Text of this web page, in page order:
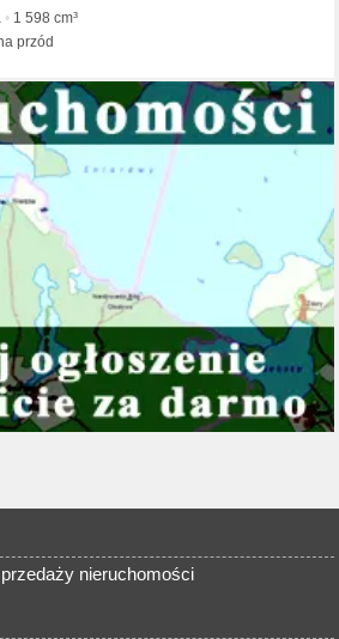
1 598 cm³
przód
nieruchomości